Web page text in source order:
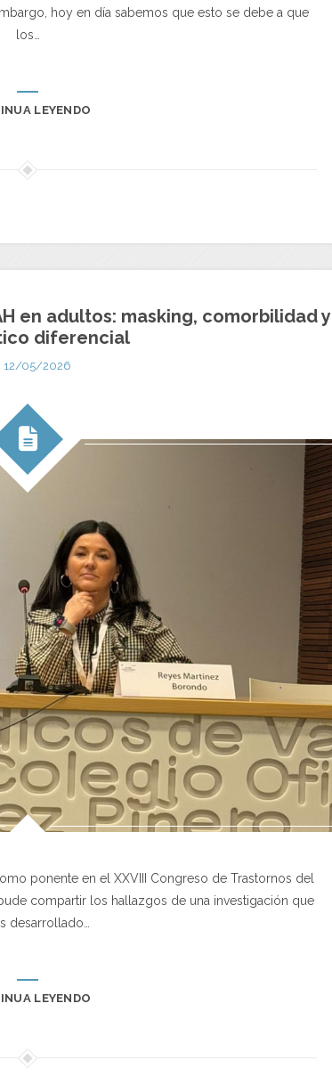
hoy en día sabemos que esto se debe a que
los…
LEYENDO
en adultos: masking, comorbilidad y
diferencial
12/05/2026
ponente en el XXVIII Congreso de Trastornos del
compartir los hallazgos de una investigación que
desarrollado…
LEYENDO